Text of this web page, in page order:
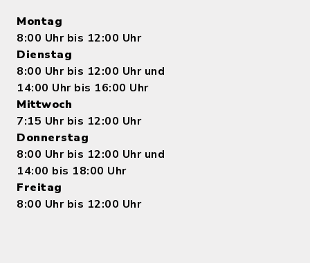
Montag
8:00 Uhr bis 12:00 Uhr
Dienstag
8:00 Uhr bis 12:00 Uhr und
14:00 Uhr bis 16:00 Uhr
Mittwoch
7:15 Uhr bis 12:00 Uhr
Donnerstag
8:00 Uhr bis 12:00 Uhr und
14:00 bis 18:00 Uhr
Freitag
8:00 Uhr bis 12:00 Uhr